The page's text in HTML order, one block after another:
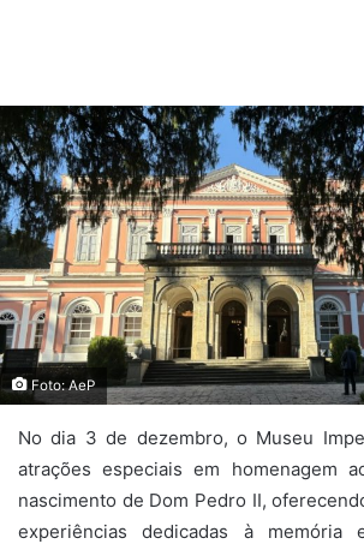
Foto: AeP
No dia 3 de dezembro, o Museu
atrações especiais em homenagem
nascimento de Dom Pedro II,
experiências dedicadas à